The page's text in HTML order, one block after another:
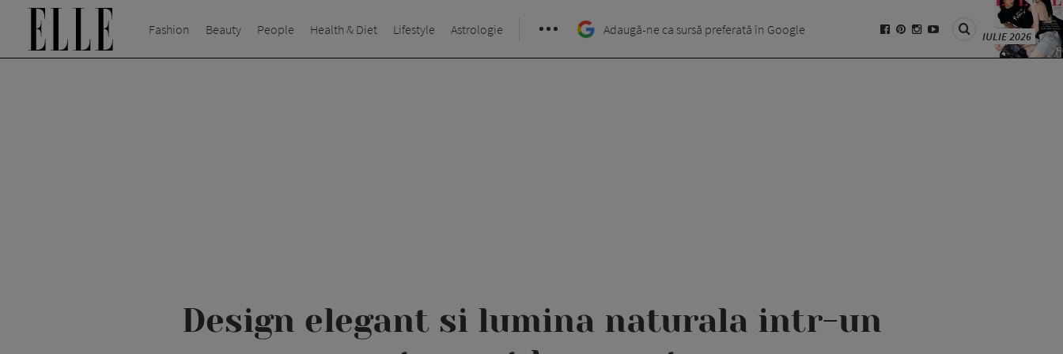
Fashion Beauty People Health & Diet Lifestyle Astrologie Adaugă-ne ca sursă preferată în Google IULIE 2026
Design elegant si lumina naturala intr-un